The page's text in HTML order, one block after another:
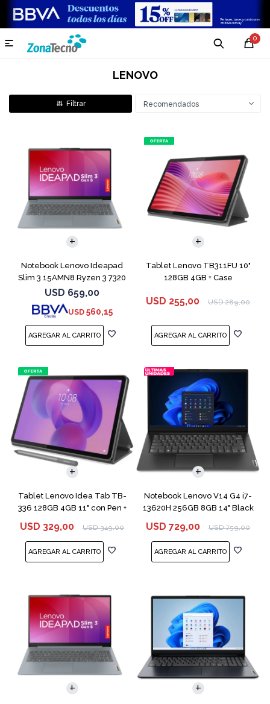
0

LENOVO
Recomendados
Notebook Lenovo Ideapad
Slim 3 15AMN8 Ryzen 3 7320
256GB 8GB
USD 659,00
USD 560,15
Tablet Lenovo TB311FU 10"
128GB 4GB + Case
USD 255,00 USD 289,00
Tablet Lenovo Idea Tab TB-
336 128GB 4GB 11" con Pen +
USD 329,00 USD 349,00
Notebook Lenovo V14 G4 i7-
13620H 256GB 8GB 14" Black
USD 729,00 USD 759,00
COMPARAR